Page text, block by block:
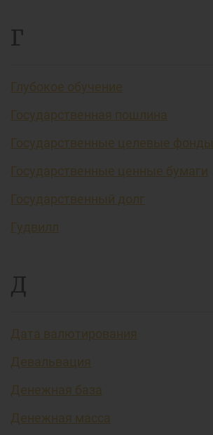
Г
Глубокое обучение
Государственная пошлина
Государственные целевые фонды
Государственные ценные бумаги
Государственный долг
Гудвилл
Д
Дата валютирования
Девальвация
Денежная база
Денежная масса